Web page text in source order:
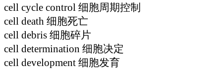
cell cycle control 细胞周期控制
cell death 细胞死亡
cell debris 细胞碎片
cell determination 细胞决定
cell development 细胞发育